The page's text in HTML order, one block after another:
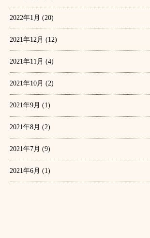
2022年1月 (20)
2021年12月 (12)
2021年11月 (4)
2021年10月 (2)
2021年9月 (1)
2021年8月 (2)
2021年7月 (9)
2021年6月 (1)